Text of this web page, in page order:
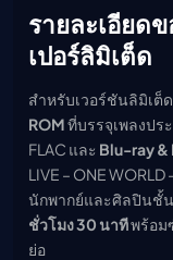
รายละเอียด
เปอร์ลิมิเต็ด
สำหรับเวอร์ชันลิมิเต็
ROMที่บรรจุเพลงปร
FLAC และ Blu-ray &
LIVE – ONE
นักพากย์และศิลปินชั้
ชั่วโมง 30 นาทีพร้อม
ย่อ